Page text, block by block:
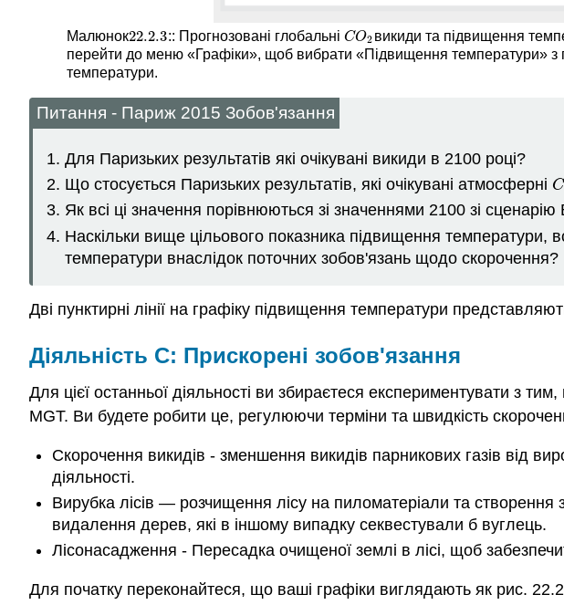
Малюнок22.2.3
22.2.3:: Прогнозовані глобальні CO2
CO2викиди та підвищення
перейти до меню «Графіки», щоб вибрати «Підвищення температури»
температури.
Питання - Париж 2015 Зобов'язання
Для Паризьких результатів які очікувані викиди в 2100 році?
Що стосується Паризьких результатів, які очікувані атмосферні C
C
Як всі ці значення порівнюються зі значеннями 2100 зі сценарію
Наскільки вище цільового показника підвищення
температури внаслідок поточних зобов'язань щодо скорочення?
Дві пунктирні лінії на графіку підвищення температури
Діяльність C: Прискорені зобов'язання
Для цієї останньої діяльності ви збираєтеся експериментувати з
MGT. Ви будете робити це, регулюючи терміни та швидкість
Скорочення викидів - зменшення викидів парникових газів від
діяльності.
Вирубка лісів — розчищення лісу на пиломатеріали та
видалення дерев, які в іншому випадку секвестували б вуглець.
Лісонасадження - Пересадка очищеної землі в лісі, щоб
Для початку переконайтеся, що ваші графіки виглядають як рис.